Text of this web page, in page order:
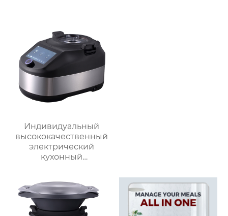
домашний
пароварочный
аппарат для молока
Индивидуальный
высококачественный
электрический
кухонный
приготовления пищи,
кухонный комбайн,
блендер, тепловизор